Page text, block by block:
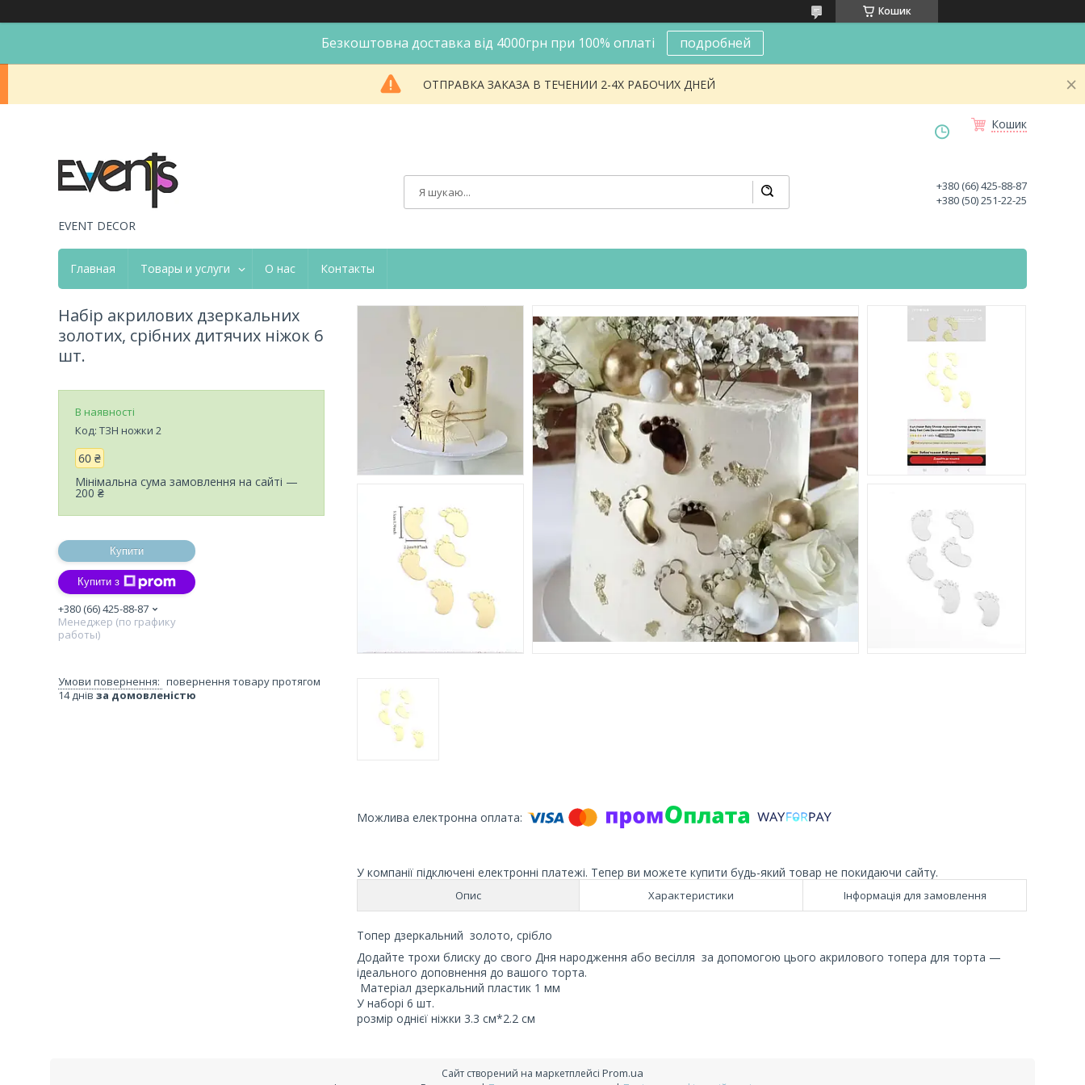
Кошик
Безкоштовна доставка від 4000грн при 100% оплаті подробней
ОТПРАВКА ЗАКАЗА В ТЕЧЕНИИ 2-4Х РАБОЧИХ ДНЕЙ
Кошик
EVENT DECOR
+380 (66) 425-88-87
+380 (50) 251-22-25
Главная Товары и услуги О нас Контакты
У компанії підключені електронні платежі. Тепер ви можете купити будь-який товар не покидаючи сайту.
Опис Характеристики Інформація для замовлення
Топер дзеркальний золото, срібло
Додайте трохи блиску до свого Дня народження або весілля за допомогою цього акрилового топера для торта —
ідеального доповнення до вашого торта.
Матеріал дзеркальний пластик 1 мм
У наборі 6 шт.
розмір однієї ніжки 3.3 см*2.2 см
Набір акрилових дзеркальних
золотих, срібних дитячих ніжок 6
шт.
В наявності
Код: ТЗН ножки 2
60 ₴
Мінімальна сума замовлення на сайті —
200 ₴
Купити
Купити з
+380 (66) 425-88-87
Менеджер (по графику
работы)
повернення товару протягом
14 днів за домовленістю
Сайт створений на маркетплейсі Prom.ua